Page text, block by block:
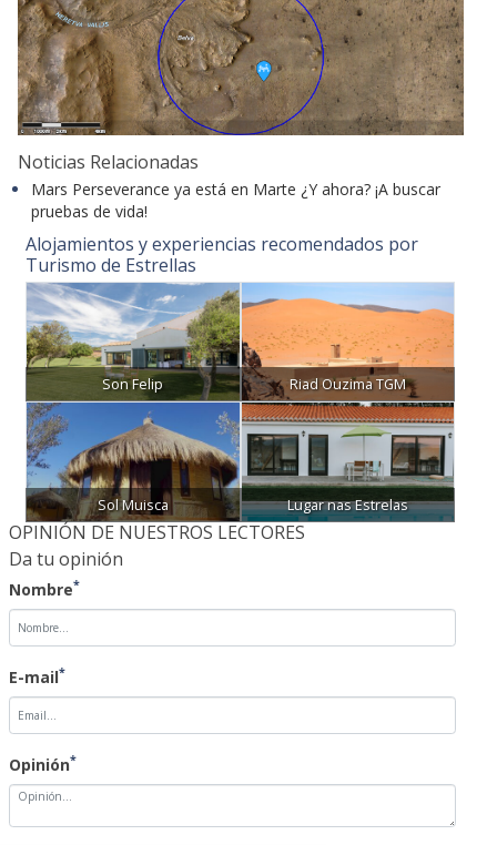
Noticias Relacionadas
Mars Perseverance ya está en Marte ¿Y ahora? ¡A buscar
pruebas de vida!
Alojamientos y experiencias recomendados por
Turismo de Estrellas
Son Felip Riad Ouzima TGM
Sol Muisca Lugar nas Estrelas
OPINIÓN DE NUESTROS LECTORES
Da tu opinión
Nombre*
E-mail*
Opinión*